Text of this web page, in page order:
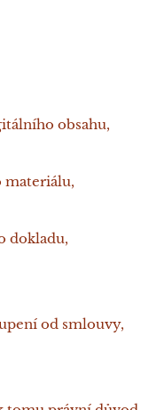
obsahu,
materiálu,
dokladu,
od smlouvy,